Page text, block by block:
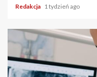
Redakcja 1 tydzień ago